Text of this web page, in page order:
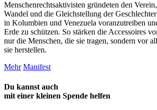
Menschenrechtsaktivisten gründeten den
Wandel und die Gleichstellung der
in Kolumbien und Venezuela voranzutreiben
Erde zu schützen. So stärken die Accessoires
nur die Menschen, die sie tragen, sondern vor
sie herstellen.
Mehr Manifest
Du kannst auch
mit einer kleinen Spende helfen